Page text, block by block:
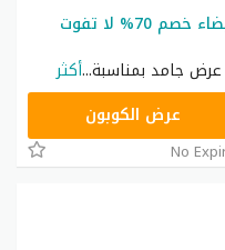
كود خصم باث اند بودي الجمعة البيضاء خصم 70% لا تفوت
جامد بمناسبة...أكثر
عرض الكوبون
No